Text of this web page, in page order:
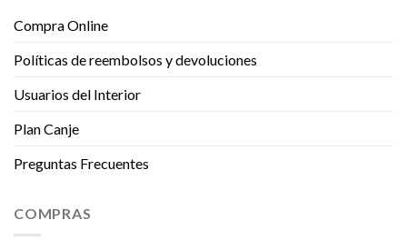
Compra Online
Políticas de reembolsos y devoluciones
Usuarios del Interior
Plan Canje
Preguntas Frecuentes
COMPRAS